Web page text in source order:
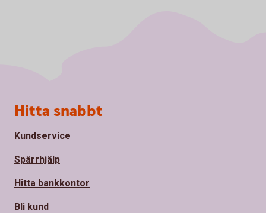
Sidfot
Hitta snabbt
Kundservice
Spärrhjälp
Hitta bankkontor
Bli kund